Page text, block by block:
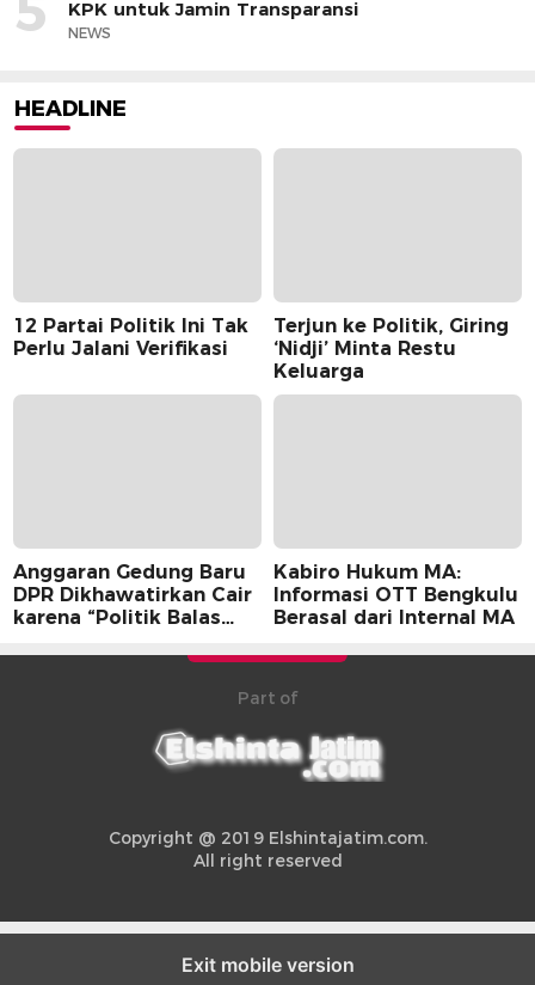
KPK untuk Jamin Transparansi
NEWS
HEADLINE
12 Partai Politik Ini Tak
Perlu Jalani Verifikasi
Terjun ke Politik, Giring
‘Nidji’ Minta Restu
Keluarga
Anggaran Gedung Baru
DPR Dikhawatirkan Cair
karena “Politik Balas
Kabiro Hukum MA:
Informasi OTT Bengkulu
Berasal dari Internal MA
Part of
Copyright @ 2019 Elshintajatim.com.
All right reserved
Exit mobile version